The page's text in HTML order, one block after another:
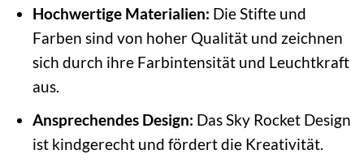
Hochwertige Materialien: Die Stifte und
Farben sind von hoher Qualität und zeichnen
sich durch ihre Farbintensität und Leuchtkraft
aus.
Ansprechendes Design: Das Sky Rocket Design
ist kindgerecht und fördert die Kreativität.